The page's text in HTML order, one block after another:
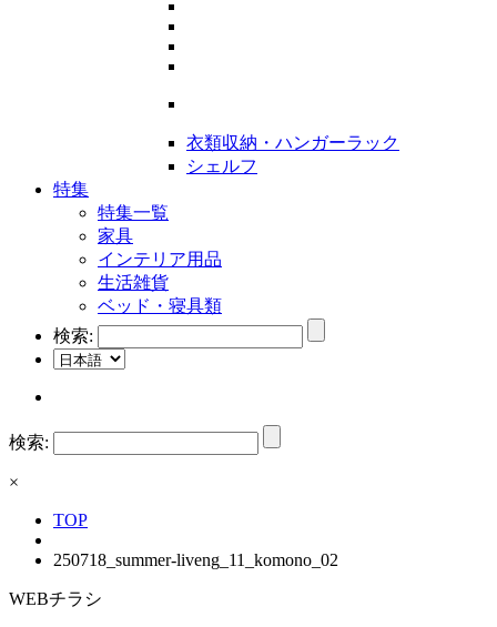
衣類収納・ハンガーラック
シェルフ
特集
特集一覧
家具
インテリア用品
生活雑貨
ベッド・寝具類
検索:
検索:
×
TOP
250718_summer-liveng_11_komono_02
WEBチラシ